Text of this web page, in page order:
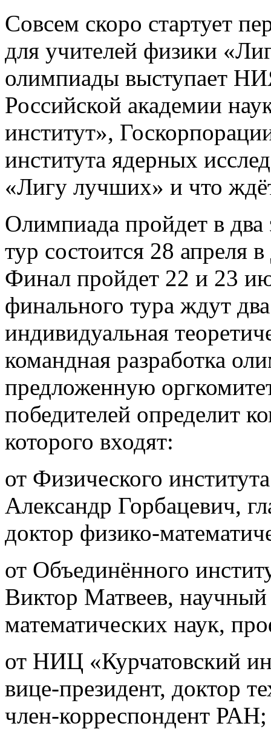
Совсем скоро стартует
для учителей физики
олимпиады выступает
Российской академии
институт»,
института ядерных
«Лигу лучших» и что
Олимпиада пройдет в
тур состоится 28 апреля
Финал пройдет 22 и 23
финального тура ждут
индивидуальная
командная разработка
предложенную
победителей определит
которого входят:
от Физического
Александр Горбацевич,
доктор физико-
от Объединённого
Виктор Матвеев,
математических наук,
от НИЦ «Курчатовский
вице-президент, доктор
член-корреспондент РАН;